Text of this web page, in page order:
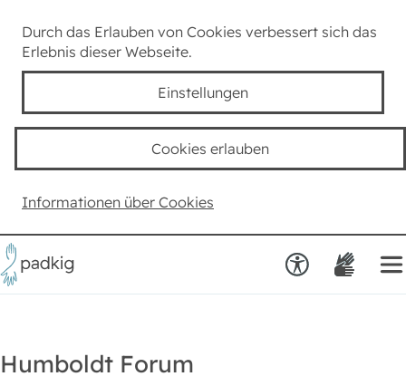
Durch das Erlauben von Cookies verbessert sich das
Erlebnis dieser Webseite.
Einstellungen
Informationen über Cookies
Cookies erlauben
Taube Kultur
Kids
Haben Sie einen Vorschlag?
Humboldt Forum